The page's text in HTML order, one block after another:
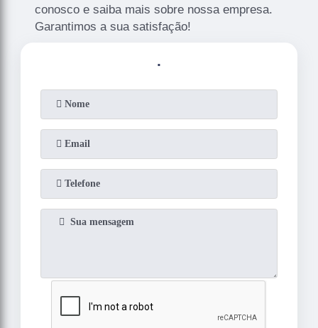
conosco e saiba mais sobre nossa empresa.
Garantimos a sua satisfação!
.